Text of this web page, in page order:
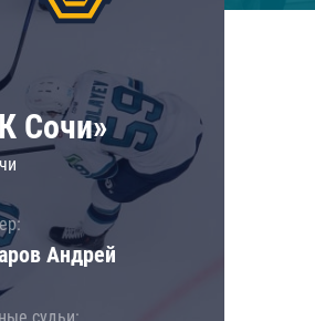
Сочи»
Андрей
судьи: